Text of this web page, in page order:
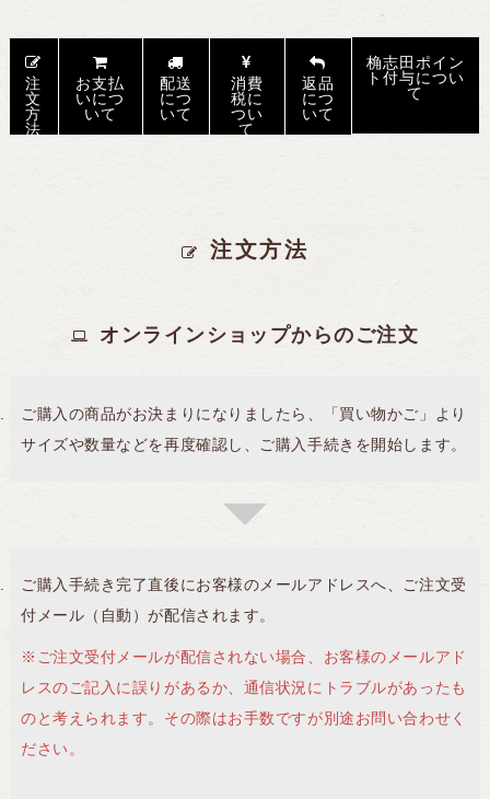
注
文
方
法
お支払
いにつ
いて
配送
につ
いて
消費
税に
つい
て
返品
につ
いて
桷志田ポイン
ト付与につい
て
注文方法
オンラインショップからのご注文
ご購入の商品がお決まりになりましたら、「買い物かご」より
サイズや数量などを再度確認し、ご購入手続きを開始します。
ご購入手続き完了直後にお客様のメールアドレスへ、ご注文受
付メール（自動）が配信されます。
※ご注文受付メールが配信されない場合、お客様のメールアド
レスのご記入に誤りがあるか、通信状況にトラブルがあったも
のと考えられます。その際はお手数ですが別途お問い合わせく
ださい。